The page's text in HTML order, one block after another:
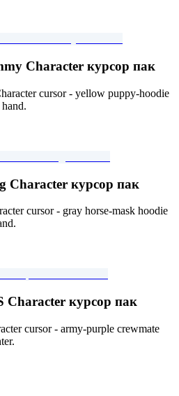
Character курсор пак
cursor - yellow puppy-hoodie
Character курсор пак
cursor - gray horse-mask hoodie
Character курсор пак
cursor - army-purple crewmate